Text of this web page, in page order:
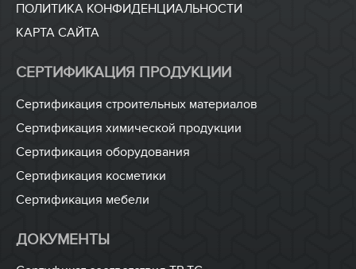
ПОЛИТИКА КОНФИДЕНЦИАЛЬНОСТИ
КАРТА САЙТА
СЕРТИФИКАЦИЯ ПРОДУКЦИИ
Сертификация строительных материалов
Сертификация химической продукции
Сертификация оборудования
Сертификация косметики
Сертификация мебели
ДОКУМЕНТЫ